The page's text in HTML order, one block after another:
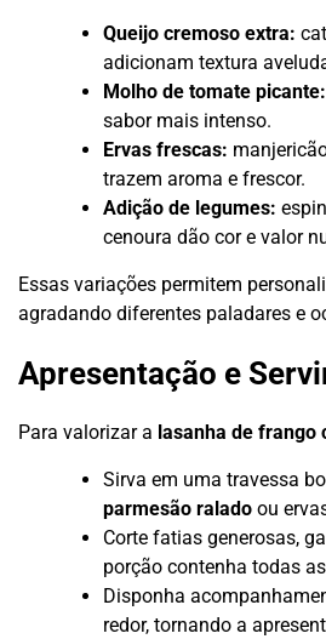
Queijo cremoso extra:
adicionam textura
Molho de tomate picante:
sabor mais intenso.
Ervas frescas:
trazem aroma e frescor.
Adição de legumes:
cenoura dão cor e valor
Essas variações permitem
agradando diferentes paladares e
Apresentação e
Para valorizar a lasanha de frango
Sirva em uma travessa
parmesão ralado ou
Corte fatias generosas,
porção contenha todas
Disponha
redor, tornando a